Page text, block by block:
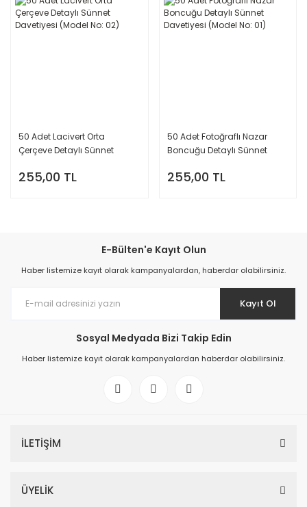
50 Adet Lacivert Orta
Çerçeve Detaylı Sünnet
255,00 TL
50 Adet Fotoğraflı Nazar
Boncuğu Detaylı Sünnet
255,00 TL
E-Bülten'e Kayıt Olun
Haber listemize kayıt olarak kampanyalardan, haberdar olabilirsiniz.
Kayıt Ol
Sosyal Medyada Bizi Takip Edin
Haber listemize kayıt olarak kampanyalardan haberdar olabilirsiniz.
İLETİŞİM
ÜYELİK